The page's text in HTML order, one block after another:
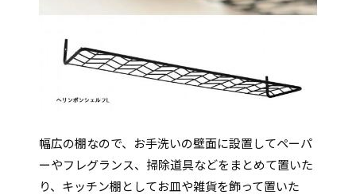
幅広の棚なので、お手洗いの壁面に設置してペーパ
ーやフレグランス、掃除道具などをまとめて置いた
り、キッチン棚としてお皿や雑貨を飾って置いた